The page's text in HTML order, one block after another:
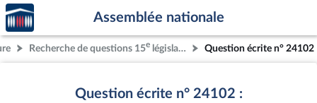
Aller au contenu
Aller en bas de la page
Accèder
à la
page
d'accueil
Assemblée nationale
Recherche de questions 15e législature Question écrite n° 24102
Question écrite n° 24102 :